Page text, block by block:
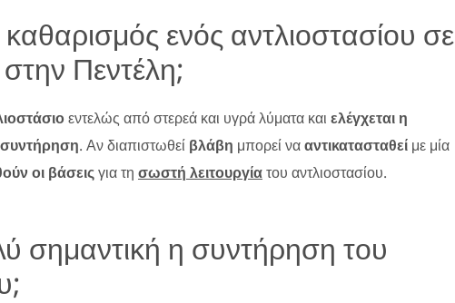
ενός αντλιοστασίου σε
Πεντέλη;
εντελώς από στερεά και υγρά λύματα και ελέγχεται η
συντήρηση. Αν διαπιστωθεί βλάβη μπορεί νααντικατασταθεί με μία
οι βάσειςγια τη σωστή λειτουργίατου αντλιοστασίου.
σημαντική η συντήρηση του